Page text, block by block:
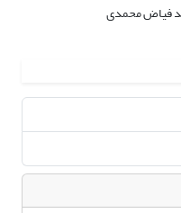
فیاض محمدی